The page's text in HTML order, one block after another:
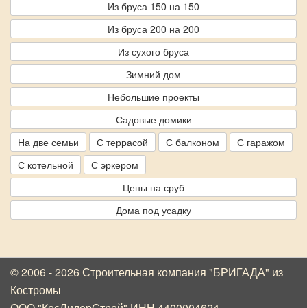
Из бруса 150 на 150
Из бруса 200 на 200
Из сухого бруса
Зимний дом
Небольшие проекты
Садовые домики
На две семьи
С террасой С балконом
С гаражом
С котельной
С эркером
Цены на сруб
Дома под усадку
© 2006 - 2026 Строительная компания "БРИГАДА" из
Костромы